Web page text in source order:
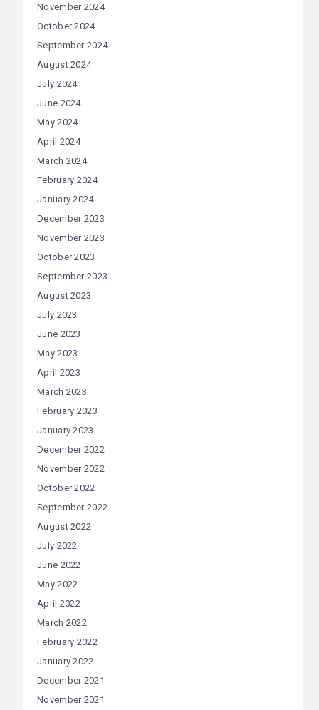
November 2024
October 2024
September 2024
August 2024
July 2024
June 2024
May 2024
April 2024
March 2024
February 2024
January 2024
December 2023
November 2023
October 2023
September 2023
August 2023
July 2023
June 2023
May 2023
April 2023
March 2023
February 2023
January 2023
December 2022
November 2022
October 2022
September 2022
August 2022
July 2022
June 2022
May 2022
April 2022
March 2022
February 2022
January 2022
December 2021
November 2021